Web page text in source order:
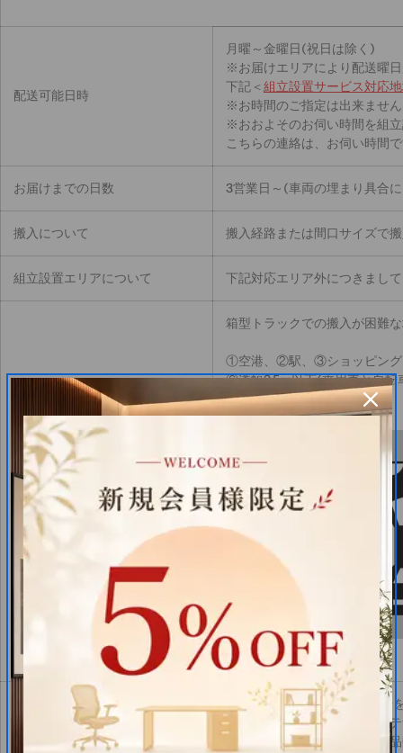
配送可能日時
月曜～金曜日(祝日は除く)
※お届けエリアにより配送曜
下記＜組立設置サービス対応
※お時間のご指定は出来ませ
※おおよそのお伺い時間を組
こちらの連絡は、お伺い時間
お届けまでの日数 3営業日～(車両の埋まり具合
搬入について 搬入経路または間口サイズで
組立設置エリアについて 下記対応エリア外につきまし
ご対応出来ない
施設や条件について
箱型トラックでの搬入が困難
①空港、②駅、③ショッピン
⑥道幅3.5m以下(乗用車と自転
※下記図参照
車高制限のある駐車場について
高さ制限が3.2m以下の駐車場
恐れ入りますが、ご注文前に
（チャーター手配の金額は商